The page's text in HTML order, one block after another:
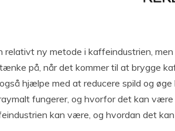
relativt ny metode i kaffeindustrien,
på, når det kommer til at brygge
hjælpe med at reducere spild og
fungerer, og hvorfor det kan
kan være, og hvordan det